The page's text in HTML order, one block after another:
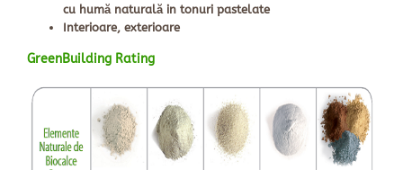
cu humă naturală in tonuri pastelate
Interioare, exterioare
GreenBuilding Rating